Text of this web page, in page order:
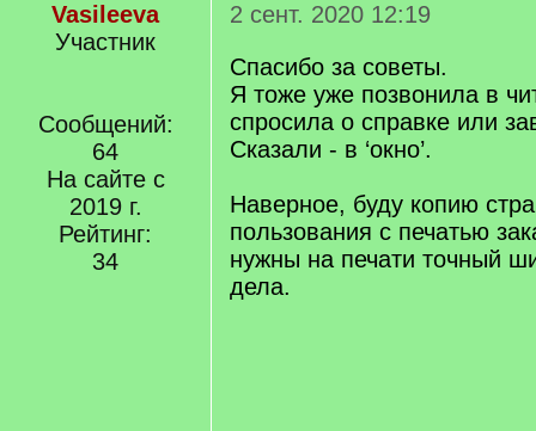
Vasileeva
Участник
Сообщений:
64
На сайте с
2019 г.
Рейтинг:
34
2 сент. 2020 12:19
Спасибо за советы.
Я тоже уже позвонила в
спросила о справке или
Сказали - в ‘окно’.
Наверное, буду копию
пользования с печатью
нужны на печати точный
дела.